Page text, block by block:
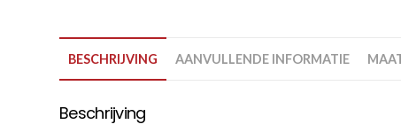
BESCHRIJVING AANVULLENDE INFORMATIE
Beschrijving